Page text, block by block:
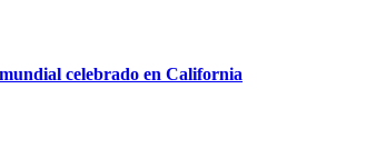
celebrado en California